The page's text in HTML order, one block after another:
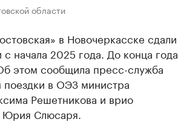
области
в Новочеркасске сдали
начала 2025 года. До конца года
этом сообщила пресс-служба
поездки в ОЭЗ министра
Решетникова и врио
Юрия Слюсаря.